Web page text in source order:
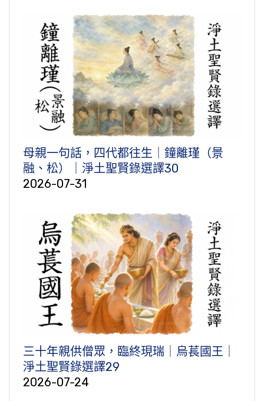
母親一句話，四代都往生｜鐘離瑾（景
融、松）｜淨土聖賢錄選譯30
2026-07-31
三十年親供僧眾，臨終現瑞｜烏萇國王｜
淨土聖賢錄選譯29
2026-07-24